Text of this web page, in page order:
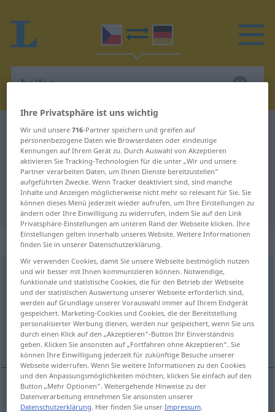
Tschechisch-Deutsch Wörterbuch bojler
Tschechisch-Deutsch Übersetzung
für "bojler"
"bojler" Deutsch Übersetzung
„bojler“: maskulin
bojler m
Übersicht aller Übersetzungen
(Für mehr Details die Übersetzung anklicken/antippen)
Warmwasser-Boiler
(Warmwasser-)Boilerm bojler
Ihre Privatsphäre ist uns wichtig
Wir und unsere716-Partner speichern und greifen auf
personenbezogene Daten wie Browserdaten oder eindeutige
Kennungen auf Ihrem Gerät zu. Durch Auswahl von Akzeptieren
aktivieren Sie Tracking-Technologien für die unter „Wir und unsere
Partner verarbeiten Daten, um Ihnen Dienste bereitzustellen“
aufgeführten Zwecke. Wenn Tracker deaktiviert sind, sind manche
Inhalte und Anzeigen möglicherweise nicht mehr so relevant für Sie. Sie
können dieses Menü jederzeit wieder aufrufen, um Ihre Einstellungen zu
ändern oder Ihre Einwilligung zu widerrufen, indem Sie auf den Link
Privatsphäre-Einstellungen am unteren Rand der Webseite klicken. Ihre
Einstellungen gelten innerhalb unseres Website. Weitere Informationen
finden Sie in unserer Datenschutzerklärung.
Wir verwenden Cookies, damit Sie unsere Webseite bestmöglich nutzen
und wir besser mit Ihnen kommunizieren können. Notwendige,
funktionale und statistische Cookies, die für den Betrieb der Webseite
und der statistischen Auswertung unserer Webseite erforderlich sind,
werden auf Grundlage unserer Vorauswahl immer auf Ihrem Endgerät
gespeichert. Marketing-Cookies und Cookies, die der Bereitstellung
personalisierter Werbung dienen, werden nur gespeichert, wenn Sie uns
durch einen Klick auf den „Akzeptieren“-Button Ihr Einverständnis
geben. Klicken Sie ansonsten auf „Fortfahren ohne Akzeptieren“. Sie
können Ihre Einwilligung jederzeit für zukünftige Besuche unserer
Webseite widerrufen. Wenn Sie weitere Informationen zu den Cookies
und den Anpassungsmöglichkeiten möchten, klicken Sie einfach auf den
Button „Mehr Optionen“. Weitergehende Hinweise zu der
Datenverarbeitung entnehmen Sie ansonsten unserer
Datenschutzerklärung. Hier finden Sie unserImpressum.